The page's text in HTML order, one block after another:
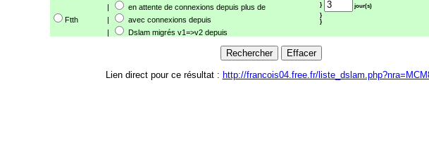
}
jour(s)
}
}
|
en attente de connexions depuis plus de
Ftth
|
avec connexions depuis
|
Dslam migrés v1=>v2 depuis
Lien direct pour ce résultat : http://francois04.free.fr/